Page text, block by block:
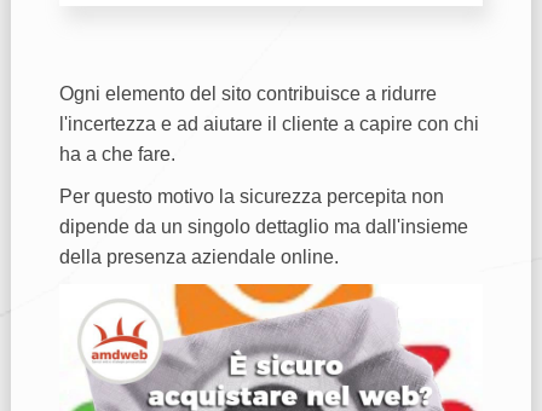
Ogni elemento del sito contribuisce a ridurre
l'incertezza e ad aiutare il cliente a capire con chi
ha a che fare.
Per questo motivo la sicurezza percepita non
dipende da un singolo dettaglio ma dall'insieme
della presenza aziendale online.